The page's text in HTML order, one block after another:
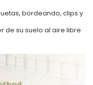
bordeando, clips y
de su suelo al aire libre